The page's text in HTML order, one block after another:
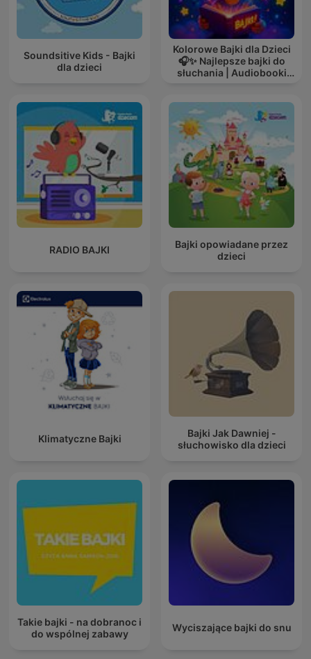
Soundsitive Kids - Bajki
dla dzieci
Kolorowe Bajki dla Dzieci
🎧✨ Najlepsze bajki do
słuchania | Audiobooki
RADIO BAJKI
Bajki opowiadane przez
dzieci
Klimatyczne Bajki
Bajki Jak Dawniej -
słuchowisko dla dzieci
Takie bajki - na dobranoc i
do wspólnej zabawy
Wyciszające bajki do snu